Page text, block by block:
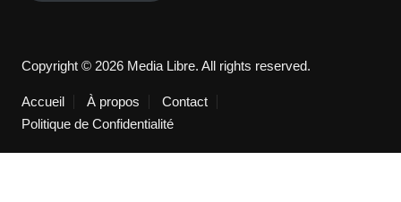
Copyright © 2026 Media Libre. All rights reserved.
Accueil À propos
Contact
Politique de Confidentialité